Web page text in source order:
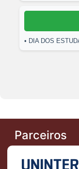
• DIA DOS
Parceiros